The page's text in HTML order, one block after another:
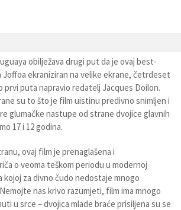
obilježava drugi put da je ovaj best-
ekraniziran na velike ekrane, četrdeset
prvi puta napravio redatelj Jacques Doilon.
su to što je film uistinu predivno snimljen i
glumačke nastupe od strane dvojice glavnih
17 i 12 godina.
ovaj film je prenaglašena i
o veoma teškom periodu u modernoj
za divno čudo nedostaje mnogo
nas krivo razumjeti, film ima mnogo
u srce – dvojica mlade braće prisiljena su se